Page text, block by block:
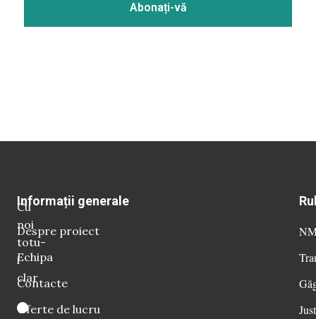
Cu
noi
totu-
i
clar
Informații generale
Despre proiect
Echipa
Contacte
Oferte de lucru